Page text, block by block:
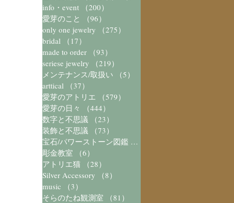
info・event
（200）
愛芽のこと
（96）
only one jewelry
（275）
bridal
（17）
made to order
（93）
seriese jewelry
（219）
メンテナンス/取扱い
（5）
arttical
（37）
愛芽のアトリエ
（579）
愛芽の日々
（444）
数字と不思議
（23）
装飾と不思議
（73）
宝石/パワーストーン図鑑 （41）
彫金教室
（6）
アトリエ猫
（28）
Silver Accessory
（8）
music
（3）
そらのたね観測室
（81）